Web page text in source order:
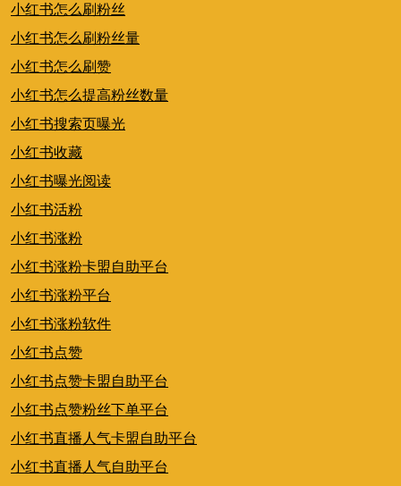
小红书怎么刷粉丝
小红书怎么刷粉丝量
小红书怎么刷赞
小红书怎么提高粉丝数量
小红书搜索页曝光
小红书收藏
小红书曝光阅读
小红书活粉
小红书涨粉
小红书涨粉卡盟自助平台
小红书涨粉平台
小红书涨粉软件
小红书点赞
小红书点赞卡盟自助平台
小红书点赞粉丝下单平台
小红书直播人气卡盟自助平台
小红书直播人气自助平台